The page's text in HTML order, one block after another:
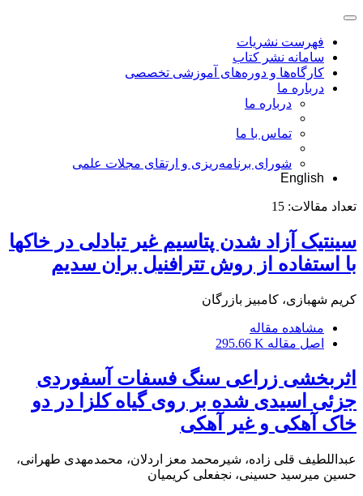
فهرست نشریات
سامانه نشر کتاب
کارگاه‌ها و دوره‌های آموزشی تخصصی
درباره ما
درباره ما
تماس با ما
شورای برنامه‌ریزی و ارتقای مجلات علمی
English
تعداد مقالات: 15
سینتیک آزاد شدن پتاسیم غیر تبادلی در خاکها
با استفاده از روش تترافنیل بران سدیم
کریم شهبازی، کامبیز بازرگان
مشاهده مقاله
اصل مقاله 295.66 K
اثربخشی زراعی سنگ فسفات آسفوردی
جزئی اسیدی شده بر روی گیاه کلزا در دو
خاک آهکی و غیر آهکی
عبداللطیف قلی زاده، شیرمحمد معز اردلان، محمدمهدی طهرانی،
حسین میرسید حسینی، نجفعلی کریمیان